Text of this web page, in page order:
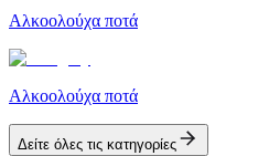
Αλκοολούχα ποτά
Αλκοολούχα ποτά
Δείτε όλες τις κατηγορίες